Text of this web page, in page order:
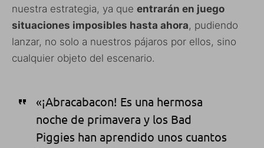
nuestra estrategia, ya que entrarán en juego
situaciones imposibles hasta ahora, pudiendo
lanzar, no solo a nuestros pájaros por ellos, sino
cualquier objeto del escenario.
«¡Abracabacon! Es una hermosa
noche de primavera y los Bad
Piggies han aprendido unos cuantos